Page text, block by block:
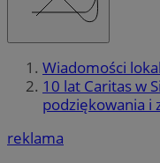
Wiadomości
10 lat Caritas w
podziękowania i
reklama